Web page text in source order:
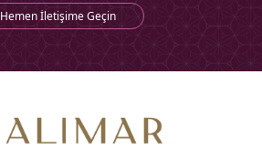
Hemen İletişime Geçin